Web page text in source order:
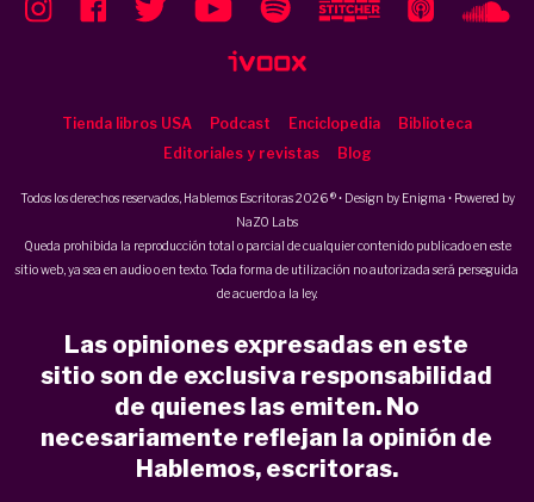
Tienda libros USA Podcast Enciclopedia
Biblioteca
Editoriales y revistas
Blog
Todos los derechos reservados, Hablemos Escritoras 2026 ® • Design by Enigma • Powered by
NaZO Labs
Queda prohibida la reproducción total o parcial de cualquier contenido publicado en este
sitio web, ya sea en audio o en texto. Toda forma de utilización no autorizada será perseguida
de acuerdo a la ley.
Las opiniones expresadas en este
sitio son de exclusiva responsabilidad
de quienes las emiten. No
necesariamente reflejan la opinión de
Hablemos, escritoras.